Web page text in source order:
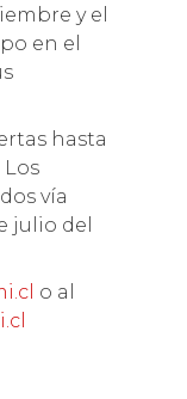
y el
en el
hasta
Los
vía
julio del
o al